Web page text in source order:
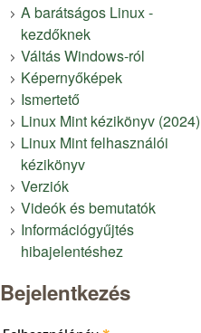
A barátságos Linux -
kezdőknek
Váltás Windows-ról
Képernyőképek
Ismertető
Linux Mint kézikönyv (2024)
Linux Mint felhasználói
kézikönyv
Verziók
Videók és bemutatók
Információgyűjtés
hibajelentéshez
Bejelentkezés